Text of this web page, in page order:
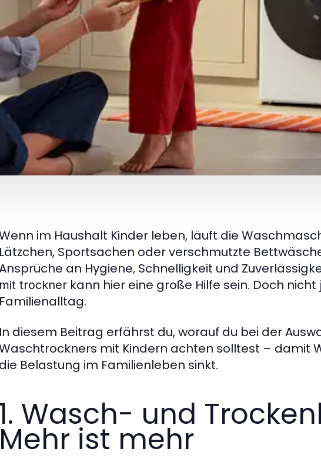
im Haushalt Kinder leben, läuft die
Lätzchen, Sportsachen oder verschmutzte
an Hygiene, Schnelligkeit und
mit trockner kann hier eine große Hilfe sein. Doch
Familienalltag.
In diesem Beitrag erfährst du, worauf du bei der
mit Kindern achten solltest – damit
die Belastung im Familienleben sinkt.
1. Wasch- und
Mehr ist mehr